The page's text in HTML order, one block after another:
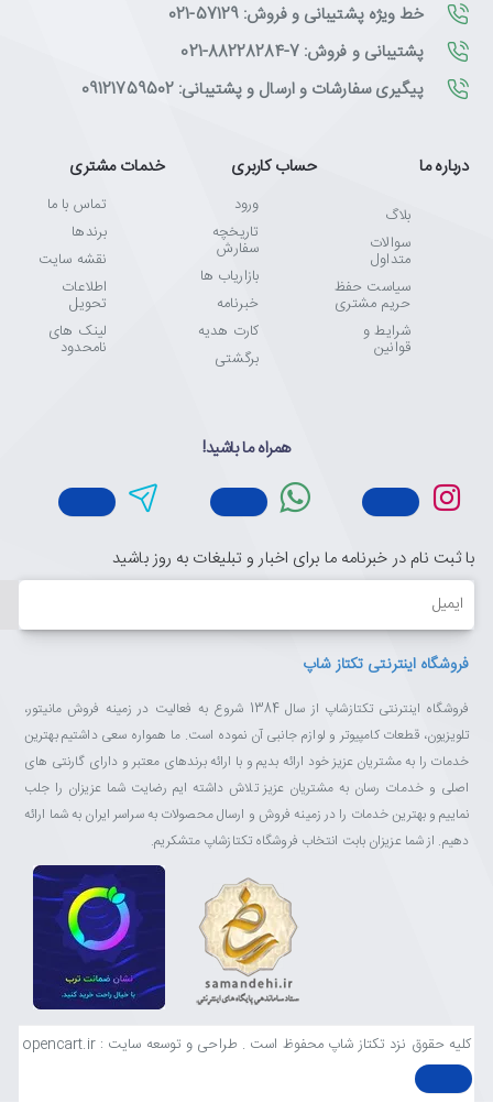
خط ویژه پشتیبانی و فروش: 57129-021
پشتیبانی و فروش: 7-88228284-021
پیگیری سفارشات و ارسال و پشتیبانی: 09121759502
درباره ما
بلاگ
سوالات
متداول
سیاست حفظ
حریم مشتری
شرایط و
قوانین
حساب کاربری
ورود
تاریخچه
سفارش
بازاریاب ها
خبرنامه
کارت هدیه
برگشتی
خدمات مشتری
تماس با ما
برندها
نقشه سایت
اطلاعات
تحویل
لینک های
نامحدود
همراه ما باشید!
با ثبت نام در خبرنامه ما برای اخبار و تبلیغات به روز باشید
ایمیل
فروشگاه اینترنتی تکتاز شاپ
فروشگاه اینترنتی تکتازشاپ از سال 1384 شروع به فعالیت در زمینه فروش مانیتور،
تلویزیون، قطعات کامپیوتر و لوازم جانبی آن نموده است. ما همواره سعی داشتیم بهترین
خدمات را به مشتریان عزیز خود ارائه بدیم و با ارائه برندهای معتبر و دارای گارنتی های
اصلی و خدمات رسان به مشتریان عزیز تلاش داشته ایم رضایت شما عزیزان را جلب
نماییم و بهترین خدمات را در زمینه فروش و ارسال محصولات به سراسر ایران به شما ارائه
دهیم. از شما عزیزان بابت انتخاب فروشگاه تکتازشاپ متشکریم.
کلیه حقوق نزد تکتاز شاپ محفوظ است . طراحی و توسعه سایت : opencart.ir